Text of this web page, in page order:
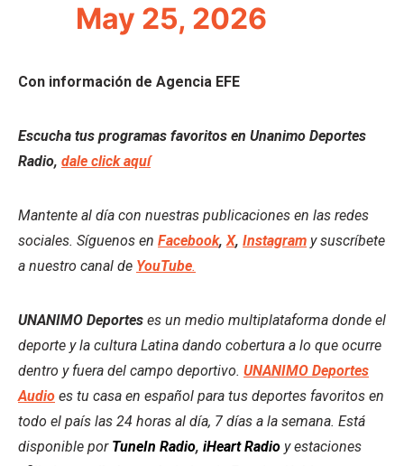
May 25, 2026
Con información de Agencia EFE
Escucha tus programas favoritos en Unanimo Deportes
Radio, dale click aquí
Mantente al día con nuestras publicaciones en las redes
sociales. Síguenos en Facebook,X, Instagram y suscríbete
a nuestro canal de YouTube.
UNANIMO Deportes es un medio multiplataforma donde el
deporte y la cultura Latina dando cobertura a lo que ocurre
dentro y fuera del campo deportivo. UNANIMO Deportes
Audio es tu casa en español para tus deportes favoritos en
todo el país las 24 horas al día, 7 días a la semana. Está
disponible por TuneIn Radio, iHeart Radio y estaciones